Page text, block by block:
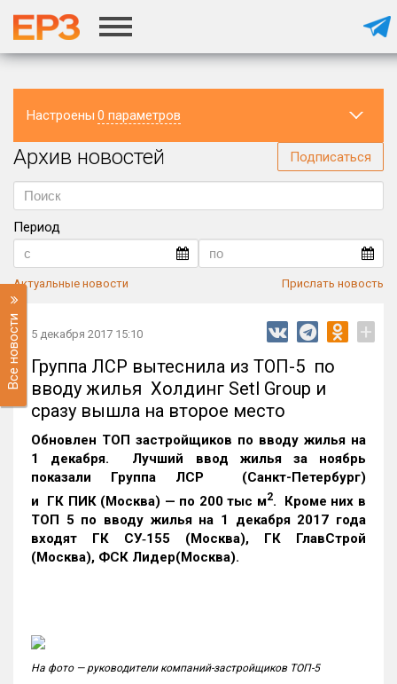
Настроены 0 параметров
Регион
Архив новостей Подписаться
Период
Актуальные новости Прислать новость
Все новости 5 декабря 2017 15:10 +
Группа ЛСР вытеснила из ТОП-5 по
вводу жилья Холдинг Setl Group и
сразу вышла на второе место
Обновлен ТОП застройщиков по вводу жилья на
1 декабря. Лучший ввод жилья за ноябрь
показали Группа ЛСР (Санкт-Петербург)
и ГК ПИК (Москва) — по 200 тыс м2. Кроме них в
ТОП 5 по вводу жилья на 1 декабря 2017 года
входят ГК СУ‑155 (Москва), ГК ГлавСтрой
(Москва), ФСК Лидер(Москва).
На фото — руководители компаний-застройщиков ТОП-5